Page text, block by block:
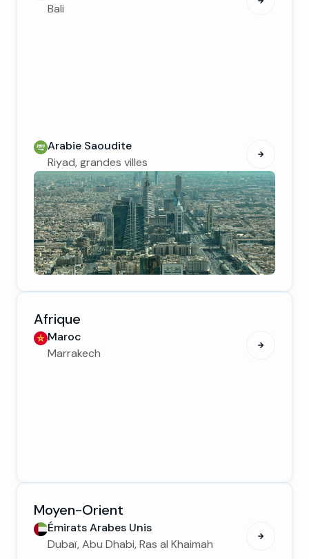
Bali
Arabie Saoudite
Riyad, grandes villes
Afrique
Maroc
Marrakech
Moyen-Orient
Émirats Arabes Unis
Dubaï, Abu Dhabi, Ras al Khaimah